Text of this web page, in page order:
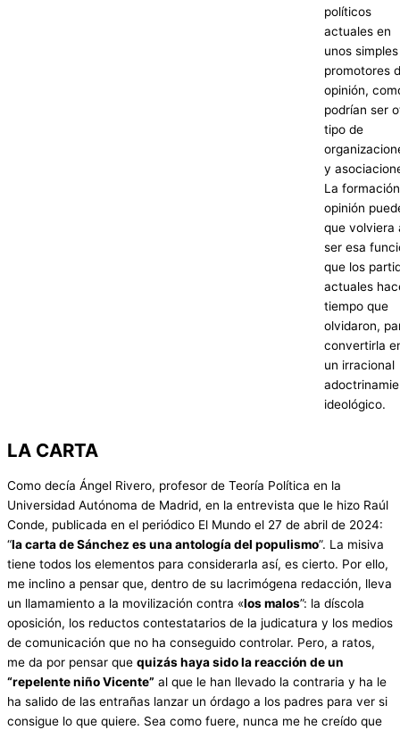
políticos
actuales en
unos simples
promotores
opinión,
podrían ser
tipo de
y
La
opinión
que volviera
ser esa
que los
actuales
tiempo que
olvidaron,
convertirla
un irracional
ideológico.
LA CARTA
Como decía Ángel Rivero, profesor de Teoría Política en la
Universidad Autónoma de Madrid, en la entrevista que le hizo Raúl
Conde, publicada en el periódico El Mundo el 27 de abril de 2024:
“la carta de Sánchez es una antología del populismo”. La misiva
tiene todos los elementos para considerarla así, es cierto. Por ello,
me inclino a pensar que, dentro de su lacrimógena redacción, lleva
un llamamiento a la movilización contra «los malos”: la díscola
oposición, los reductos contestatarios de la judicatura y los medios
de comunicación que no ha conseguido controlar. Pero, a ratos,
me da por pensar que quizás haya sido la reacción de un
“repelente niño Vicente” al que le han llevado la contraria y ha le
ha salido de las entrañas lanzar un órdago a los padres para ver si
consigue lo que quiere. Sea como fuere, nunca me he creído que